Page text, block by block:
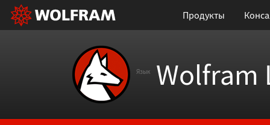
Продукты
Язык Wolfram